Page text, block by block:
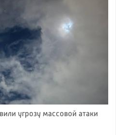
угрозу массовой атаки